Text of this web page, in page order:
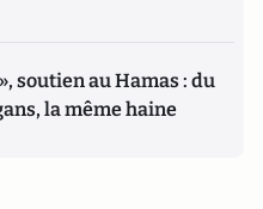
soutien au Hamas : du
la même haine